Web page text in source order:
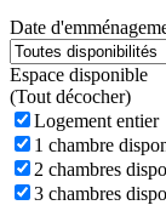
Date
Espace disponible
(Tout décocher)
Logement entier
1 chambre
2 chambres
3 chambres